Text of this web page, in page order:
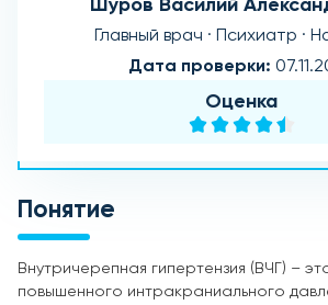
Шуров Василий
Главный врач · Психиатр ·
Дата проверки:
Оценка
Понятие
Внутричерепная гипертензия (ВЧГ) –
повышенного интракраниального